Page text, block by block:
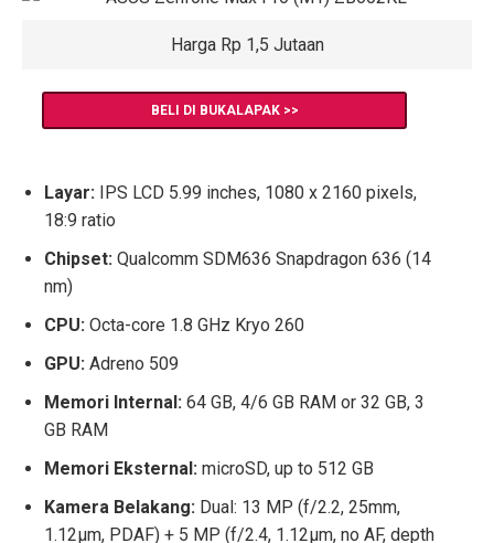
Harga Rp 1,5 Jutaan
BELI DI BUKALAPAK >>
Layar: IPS LCD 5.99 inches, 1080 x 2160 pixels,
18:9 ratio
Chipset: Qualcomm SDM636 Snapdragon 636 (14
nm)
CPU: Octa-core 1.8 GHz Kryo 260
GPU: Adreno 509
Memori Internal: 64 GB, 4/6 GB RAM or 32 GB, 3
GB RAM
Memori Eksternal: microSD, up to 512 GB
Kamera Belakang: Dual: 13 MP (f/2.2, 25mm,
1.12µm, PDAF) + 5 MP (f/2.4, 1.12µm, no AF, depth